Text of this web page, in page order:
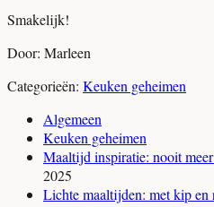
Smakelijk!
Door: Marleen
Categorieën: Keuken geheimen
Algemeen
Keuken geheimen
Maaltijd inspiratie: nooit
2025
Lichte maaltijden: met kip en